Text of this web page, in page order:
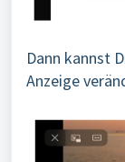
Dann kannst
Anzeige